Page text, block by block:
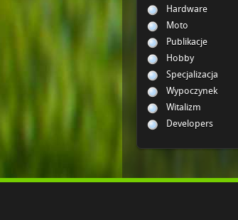
Hardware
Moto
Publikacje
Hobby
Specjalizacja
Wypoczynek
Witalizm
Developers